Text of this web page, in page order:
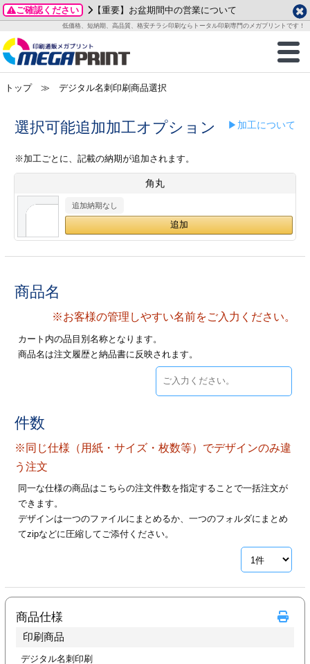
ご確認ください 【重要】お盆期間中の営業について
低価格、短納期、高品質、格安チラシ印刷ならトータル印刷専門のメガプリントです！
商品一覧
グッズ
ステッカー
物
ックカード印刷
ィ・販促グッズ
＆盛り上げ印刷
イズ
ご利用ガイド
お客様へ
いて
ついて
方法
刷
カード印刷
ード印刷
ックカード名刺
型マル型印刷
ー印刷
刷
印刷
フォルダー
ファイル印刷
印刷
データ作成ガイド
成前に
ガイド
イド
加工指示ガイド
テンプレート
ード印刷
名刺印刷
名刺印刷
ックカード
印刷
印刷
刷
名刺印刷
印刷
ムカード印刷
カード印刷
フォルダー
一覧
わせ
質問FAQ
り
2026年 8月
月
火 水 木 金
土
1
10
11 12 13
15
24
25 26 27 28
29
2026年 9月
水 木 金
土
14
15
21
22
30
・・休業日
トップ≫ デジタル名刺印刷商品選択
選択可能追加加工オプション ▶加工について
※加工ごとに、記載の納期が追加されます。
角丸
追加納期なし
商品名
※お客様の管理しやすい名前をご入力ください。
カート内の品目別名称となります。
商品名は注文履歴と納品書に反映されます。
件数
※同じ仕様（用紙・サイズ・枚数等）でデザインのみ違
う注文
同一な仕様の商品はこちらの注文件数を指定することで一括注文が
できます。
デザインは一つのファイルにまとめるか、一つのフォルダにまとめ
てzipなどに圧縮してご添付ください。
商品仕様
印刷商品
デジタル名刺印刷